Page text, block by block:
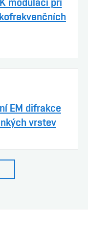
EM difrakce
vrstev